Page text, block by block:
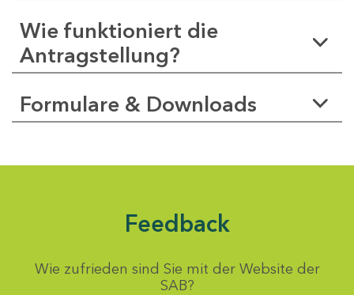
Wie funktioniert die
Antragstellung?
Formulare & Downloads
Feedback
Wie zufrieden sind Sie mit der Website der
SAB?